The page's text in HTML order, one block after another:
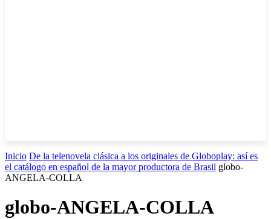
Inicio De la telenovela clásica a los originales de Globoplay: así es
el catálogo en español de la mayor productora de Brasil globo-
ANGELA-COLLA
globo-ANGELA-COLLA